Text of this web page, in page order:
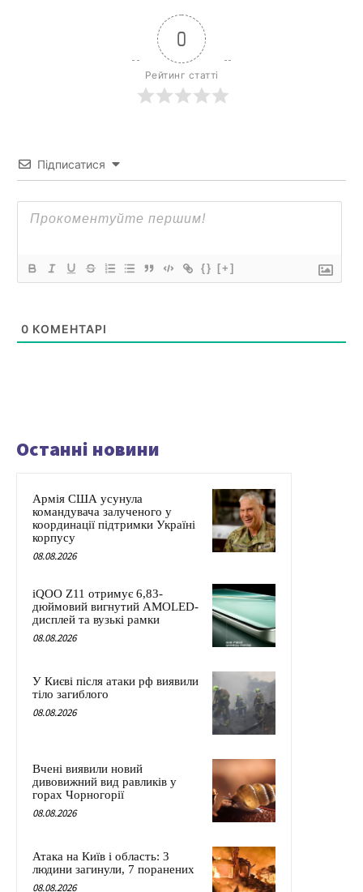
0
Рейтинг статті
Підписатися
{} [+]
0 КОМЕНТАРІ
Останні новини
Армія США усунула
командувача залученого у
координації підтримки Україні
корпусу
08.08.2026
iQOO Z11 отримує 6,83-
дюймовий вигнутий AMOLED-
дисплей та вузькі рамки
08.08.2026
У Києві після атаки рф виявили
тіло загиблого
08.08.2026
Вчені виявили новий
дивовижний вид равликів у
горах Чорногорії
08.08.2026
Атака на Київ і область: 3
людини загинули, 7 поранених
08.08.2026